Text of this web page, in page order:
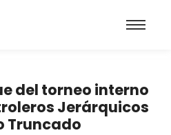
del torneo interno
Jerárquicos
Truncado